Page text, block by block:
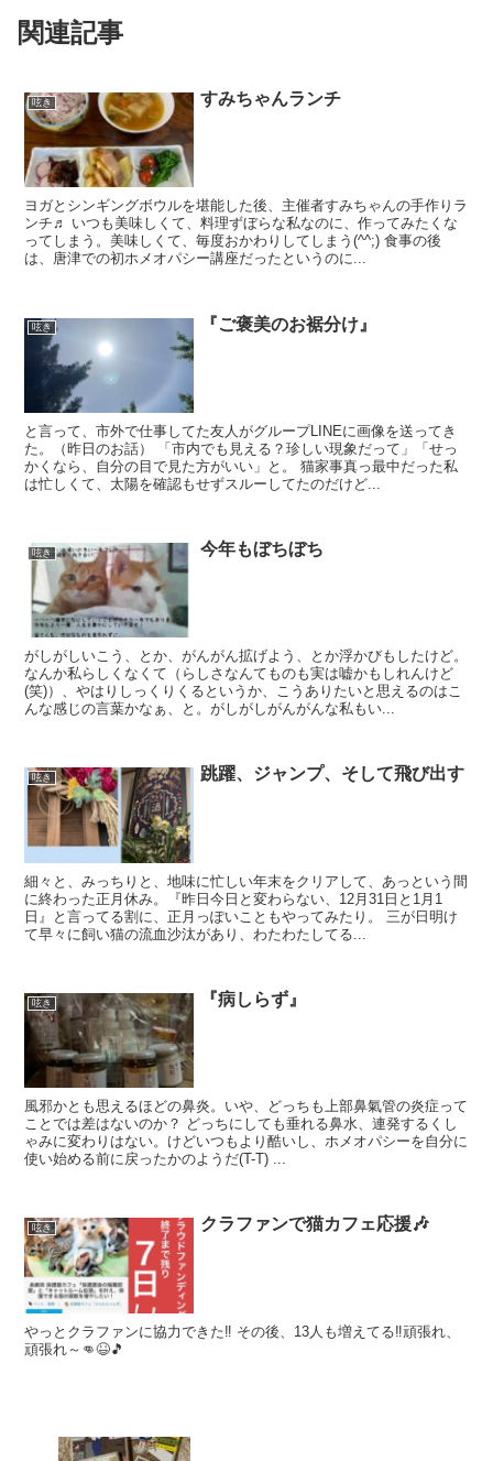
関連記事
呟き すみちゃんランチ
ヨガとシンギングボウルを堪能した後、主催者すみちゃんの手作りラ
ンチ♬ いつも美味しくて、料理ずぼらな私なのに、作ってみたくな
ってしまう。美味しくて、毎度おかわりしてしまう(^^;) 食事の後
は、唐津での初ホメオパシー講座だったというのに...
呟き 『ご褒美のお裾分け』
と言って、市外で仕事してた友人がグループLINEに画像を送ってき
た。（昨日のお話） 「市内でも見える？珍しい現象だって」「せっ
かくなら、自分の目で見た方がいい」と。 猫家事真っ最中だった私
は忙しくて、太陽を確認もせずスルーしてたのだけど...
呟き 今年もぼちぼち
がしがしいこう、とか、がんがん拡げよう、とか浮かびもしたけど。
なんか私らしくなくて（らしさなんてものも実は嘘かもしれんけど
(笑)）、やはりしっくりくるというか、こうありたいと思えるのはこ
んな感じの言葉かなぁ、と。がしがしがんがんな私もい...
呟き 跳躍、ジャンプ、そして飛び出す
細々と、みっちりと、地味に忙しい年末をクリアして、あっという間
に終わった正月休み。『昨日今日と変わらない、12月31日と1月1
日』と言ってる割に、正月っぽいこともやってみたり。 三が日明け
て早々に飼い猫の流血沙汰があり、わたわたしてる...
呟き 『病しらず』
風邪かとも思えるほどの鼻炎。いや、どっちも上部鼻氣管の炎症って
ことでは差はないのか？ どっちにしても垂れる鼻水、連発するくし
ゃみに変わりはない。けどいつもより酷いし、ホメオパシーを自分に
使い始める前に戻ったかのようだ(T-T) ...
呟き クラファンで猫カフェ応援🎶
やっとクラファンに協力できた‼️ その後、13人も増えてる‼️頑張れ、
頑張れ～👊😆🎵